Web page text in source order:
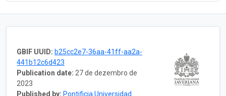
GBIF UUID: b25cc2e7-36aa-41ff-aa2a-
441b12c6d423
Publication date: 27 de dezembro de
2023
Published by: Pontificia Universidad